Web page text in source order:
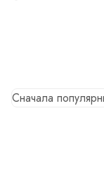
Сначала